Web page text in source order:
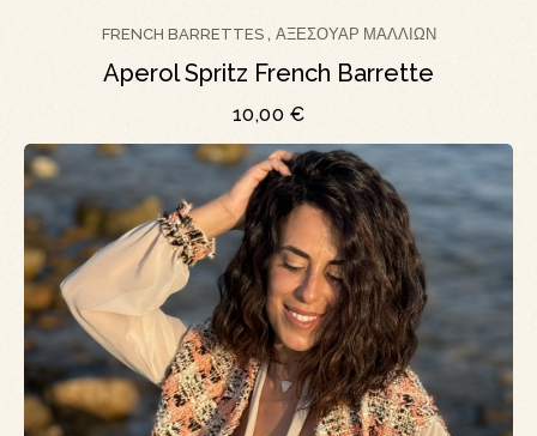
FRENCH BARRETTES, ΑΞΕΣΟΥΆΡ ΜΑΛΛΙΏΝ
Aperol Spritz French Barrette
10,00 €